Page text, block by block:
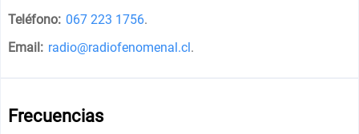
Teléfono: 067 223 1756.
Email: radio@radiofenomenal.cl.
Frecuencias